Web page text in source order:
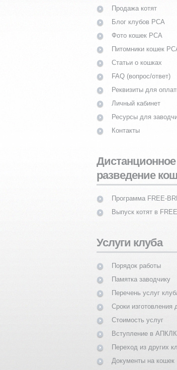
Продажа котят
Блог клубов PCA
Фото кошек PCA
Питомники кошек
Статьи о кошках
FAQ (вопрос/ответ)
Реквизиты для
Личный кабинет
Ресурсы для
Контакты
Дистанционное
разведение
Программа FREE-
Выпуск котят в
Услуги клуба
Порядок работы
Памятка заводчику
Перечень услуг
Сроки изготовления
Стоимость услуг
Вступление в АПКЛК
Переход из других
Документы на кошек